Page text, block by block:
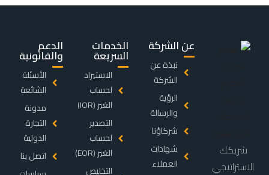
شريكك
الاستراتيجي
عن الشركة
نبذة عن
الشركة
الرؤية
والرسالة
شركاؤنا
شهادات
العملاء
الخدمات
السريعة
الاستيراد
لحساب
الغير (IOR)
التصدير
لحساب
الغير (EOR)
التخليص
الدعم
والقانونية
الأسئلة
الشائعة
مدونة
التجارة
الدولية
اتصل بنا